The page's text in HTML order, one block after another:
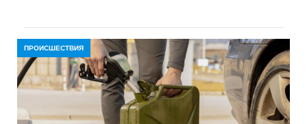
ПРОИСШЕСТВИЯ